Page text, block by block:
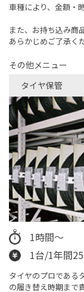
車種により、金額・
また、お持ち込み商
あらかじめご了承く
その他メニュー
タイヤ保管
1時間～
1台/1年間
タイヤのプロである
の履き替え時期まで